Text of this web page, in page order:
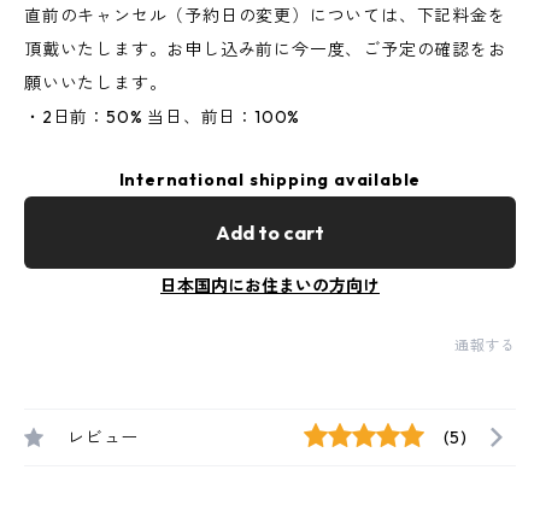
直前のキャンセル（予約日の変更）については、下記料金を
頂戴いたします。お申し込み前に今一度、ご予定の確認をお
願いいたします。
・2日前：50% 当日、前日：100%
International shipping available
Add to cart
日本国内にお住まいの方向け
通報する
レビュー (5)